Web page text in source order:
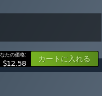
たの価格:
$12.58 カートに入れる